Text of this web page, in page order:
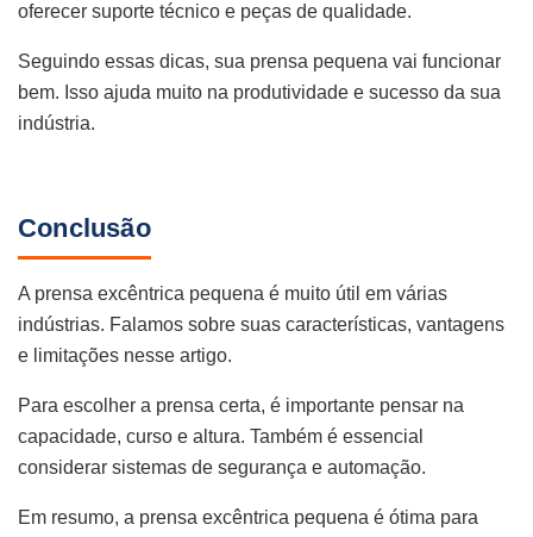
oferecer suporte técnico e peças de qualidade.
Seguindo essas dicas, sua prensa pequena vai funcionar
bem. Isso ajuda muito na produtividade e sucesso da sua
indústria.
Conclusão
A prensa excêntrica pequena é muito útil em várias
indústrias. Falamos sobre suas características, vantagens
e limitações nesse artigo.
Para escolher a prensa certa, é importante pensar na
capacidade, curso e altura. Também é essencial
considerar sistemas de segurança e automação.
Em resumo, a prensa excêntrica pequena é ótima para